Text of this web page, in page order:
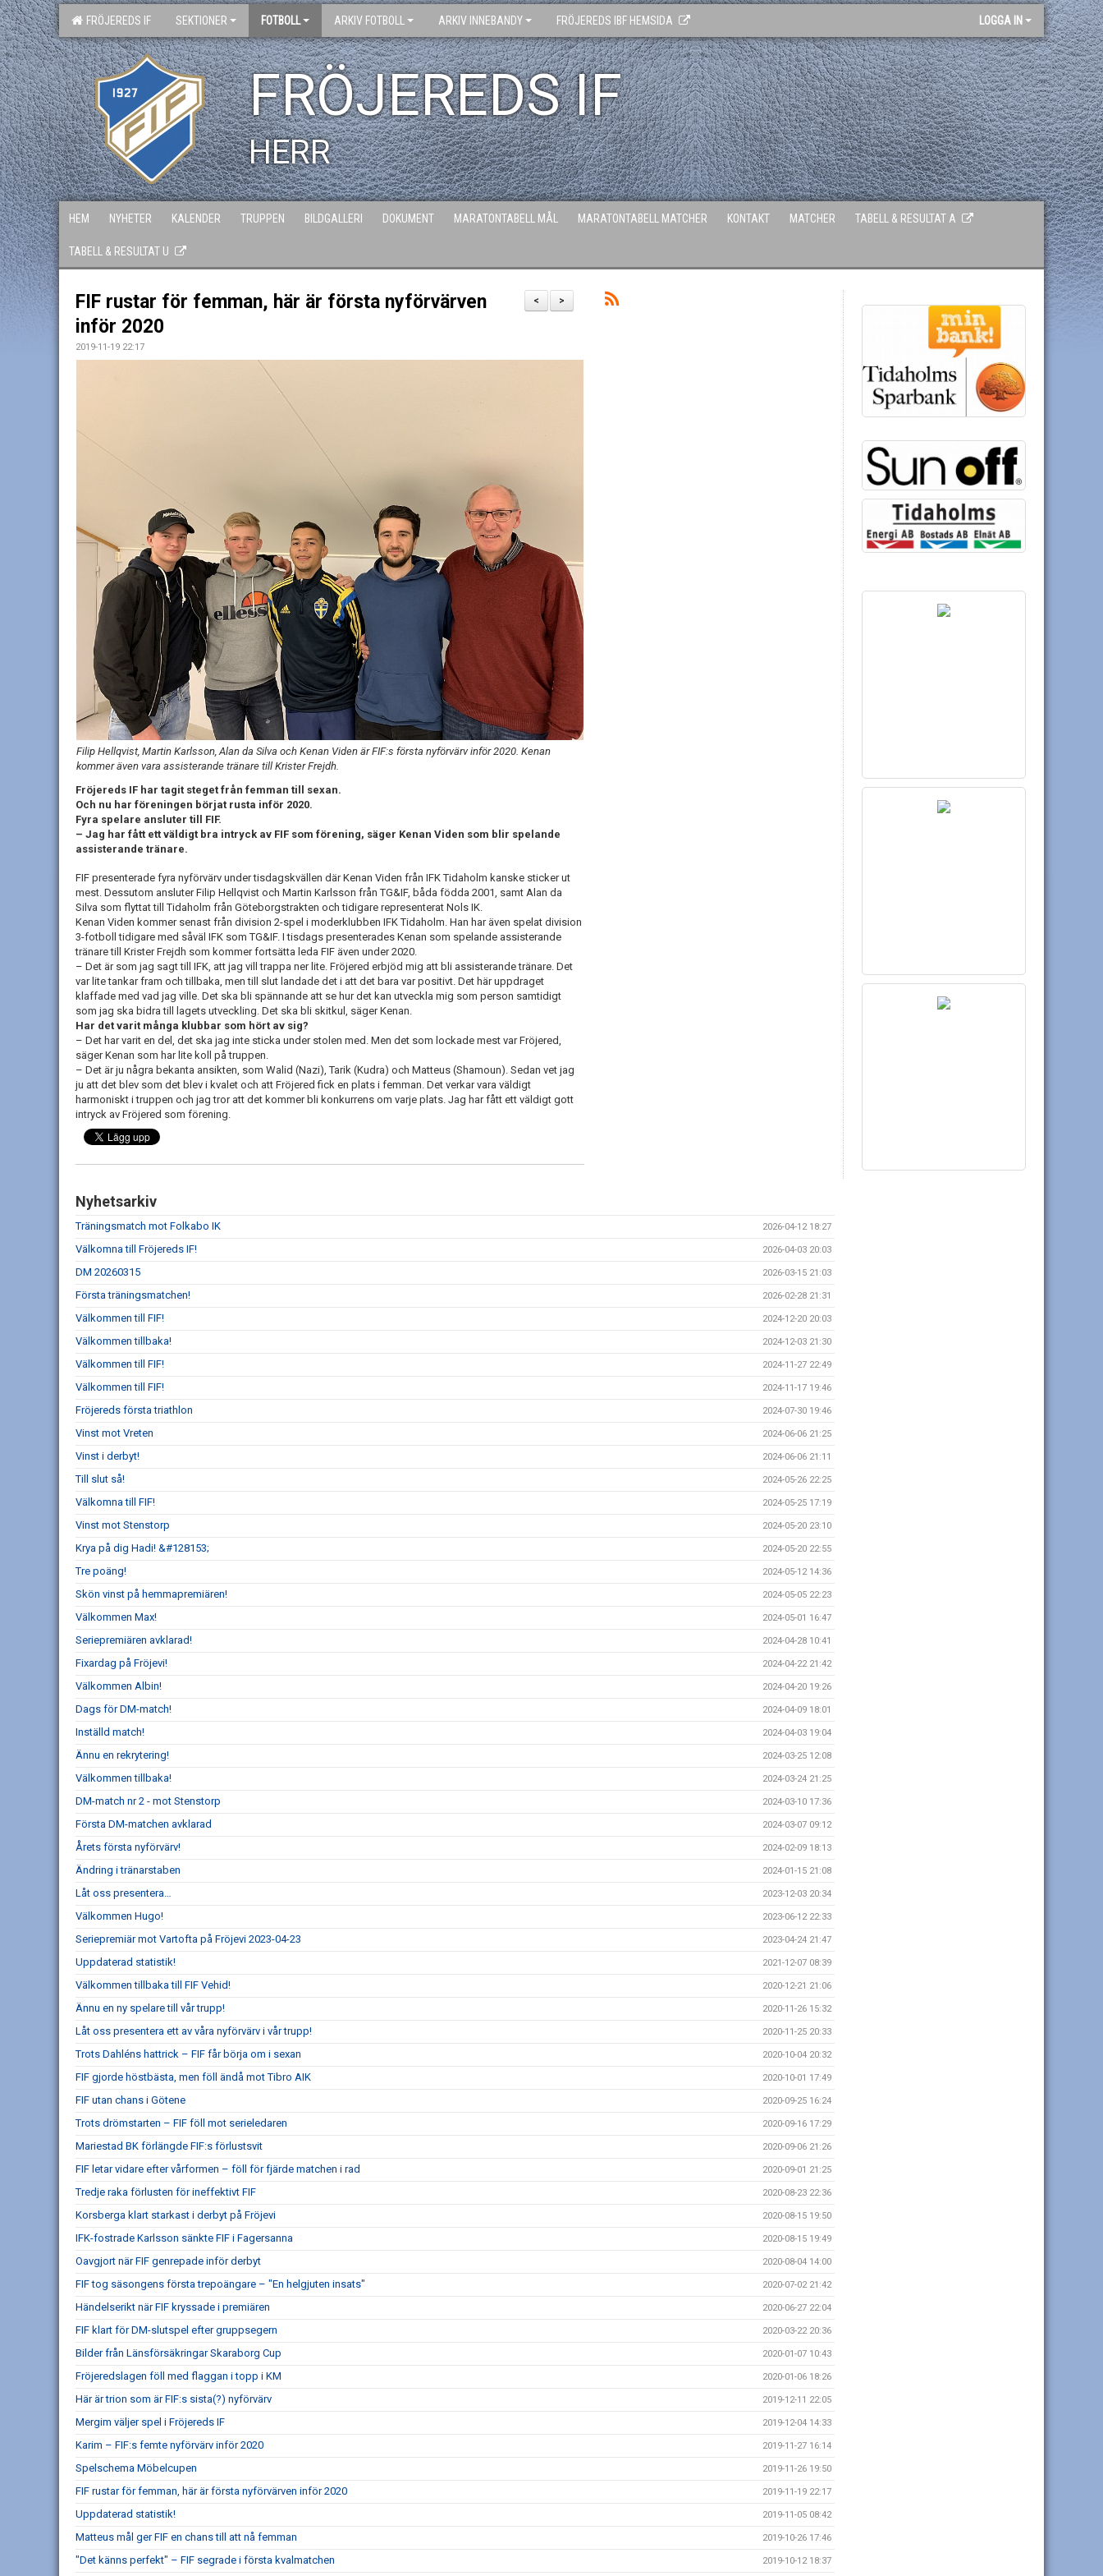
FRÖJEREDS IF SEKTIONER FOTBOLL ARKIV FOTBOLL ARKIV INNEBANDY FRÖJEREDS IBF HEMSIDA LOGGA IN
FRÖJEREDS IF
HERR
HEM NYHETER KALENDER TRUPPEN BILDGALLERI DOKUMENT MARATONTABELL MÅL MARATONTABELL MATCHER KONTAKT MATCHER TABELL & RESULTAT A
TABELL & RESULTAT U
>
<
FIF rustar för femman, här är första nyförvärven
inför 2020
2019-11-19 22:17
Filip Hellqvist, Martin Karlsson, Alan da Silva och Kenan Viden är FIF:s första nyförvärv inför 2020. Kenan
kommer även vara assisterande tränare till Krister Frejdh.
Fröjereds IF har tagit steget från femman till sexan.
Och nu har föreningen börjat rusta inför 2020.
Fyra spelare ansluter till FIF.
– Jag har fått ett väldigt bra intryck av FIF som förening, säger Kenan Viden som blir spelande
assisterande tränare.
FIF presenterade fyra nyförvärv under tisdagskvällen där Kenan Viden från IFK Tidaholm kanske sticker ut
mest. Dessutom ansluter Filip Hellqvist och Martin Karlsson från TG&IF, båda födda 2001, samt Alan da
Silva som flyttat till Tidaholm från Göteborgstrakten och tidigare representerat Nols IK.
Kenan Viden kommer senast från division 2-spel i moderklubben IFK Tidaholm. Han har även spelat division
3-fotboll tidigare med såväl IFK som TG&IF. I tisdags presenterades Kenan som spelande assisterande
tränare till Krister Frejdh som kommer fortsätta leda FIF även under 2020.
– Det är som jag sagt till IFK, att jag vill trappa ner lite. Fröjered erbjöd mig att bli assisterande tränare. Det
var lite tankar fram och tillbaka, men till slut landade det i att det bara var positivt. Det här uppdraget
klaffade med vad jag ville. Det ska bli spännande att se hur det kan utveckla mig som person samtidigt
som jag ska bidra till lagets utveckling. Det ska bli skitkul, säger Kenan.
Har det varit många klubbar som hört av sig?
– Det har varit en del, det ska jag inte sticka under stolen med. Men det som lockade mest var Fröjered,
säger Kenan som har lite koll på truppen.
– Det är ju några bekanta ansikten, som Walid (Nazi), Tarik (Kudra) och Matteus (Shamoun). Sedan vet jag
ju att det blev som det blev i kvalet och att Fröjered fick en plats i femman. Det verkar vara väldigt
harmoniskt i truppen och jag tror att det kommer bli konkurrens om varje plats. Jag har fått ett väldigt gott
intryck av Fröjered som förening.
Nyhetsarkiv
Träningsmatch mot Folkabo IK 2026-04-12 18:27
Välkomna till Fröjereds IF! 2026-04-03 20:03
DM 20260315 2026-03-15 21:03
Första träningsmatchen! 2026-02-28 21:31
Välkommen till FIF! 2024-12-20 20:03
Välkommen tillbaka! 2024-12-03 21:30
Välkommen till FIF! 2024-11-27 22:49
Välkommen till FIF! 2024-11-17 19:46
Fröjereds första triathlon 2024-07-30 19:46
Vinst mot Vreten 2024-06-06 21:25
Vinst i derbyt! 2024-06-06 21:11
Till slut så! 2024-05-26 22:25
Välkomna till FIF! 2024-05-25 17:19
Vinst mot Stenstorp 2024-05-20 23:10
Krya på dig Hadi! &#128153; 2024-05-20 22:55
Tre poäng! 2024-05-12 14:36
Skön vinst på hemmapremiären! 2024-05-05 22:23
Välkommen Max! 2024-05-01 16:47
Seriepremiären avklarad! 2024-04-28 10:41
Fixardag på Fröjevi! 2024-04-22 21:42
Välkommen Albin! 2024-04-20 19:26
Dags för DM-match! 2024-04-09 18:01
Inställd match! 2024-04-03 19:04
Ännu en rekrytering! 2024-03-25 12:08
Välkommen tillbaka! 2024-03-24 21:25
DM-match nr 2 - mot Stenstorp 2024-03-10 17:36
Första DM-matchen avklarad 2024-03-07 09:12
Årets första nyförvärv! 2024-02-09 18:13
Ändring i tränarstaben 2024-01-15 21:08
Låt oss presentera… 2023-12-03 20:34
Välkommen Hugo! 2023-06-12 22:33
Seriepremiär mot Vartofta på Fröjevi 2023-04-23 2023-04-24 21:47
Uppdaterad statistik! 2021-12-07 08:39
Välkommen tillbaka till FIF Vehid! 2020-12-21 21:06
Ännu en ny spelare till vår trupp! 2020-11-26 15:32
Låt oss presentera ett av våra nyförvärv i vår trupp! 2020-11-25 20:33
Trots Dahléns hattrick – FIF får börja om i sexan 2020-10-04 20:32
FIF gjorde höstbästa, men föll ändå mot Tibro AIK 2020-10-01 17:49
FIF utan chans i Götene 2020-09-25 16:24
Trots drömstarten – FIF föll mot serieledaren 2020-09-16 17:29
Mariestad BK förlängde FIF:s förlustsvit 2020-09-06 21:26
FIF letar vidare efter vårformen – föll för fjärde matchen i rad 2020-09-01 21:25
Tredje raka förlusten för ineffektivt FIF 2020-08-23 22:36
Korsberga klart starkast i derbyt på Fröjevi 2020-08-15 19:50
IFK-fostrade Karlsson sänkte FIF i Fagersanna 2020-08-15 19:49
Oavgjort när FIF genrepade inför derbyt 2020-08-04 14:00
FIF tog säsongens första trepoängare – "En helgjuten insats" 2020-07-02 21:42
Händelserikt när FIF kryssade i premiären 2020-06-27 22:04
FIF klart för DM-slutspel efter gruppsegern 2020-03-22 20:36
Bilder från Länsförsäkringar Skaraborg Cup 2020-01-07 10:43
Fröjeredslagen föll med flaggan i topp i KM 2020-01-06 18:26
Här är trion som är FIF:s sista(?) nyförvärv 2019-12-11 22:05
Mergim väljer spel i Fröjereds IF 2019-12-04 14:33
Karim – FIF:s femte nyförvärv inför 2020 2019-11-27 16:14
Spelschema Möbelcupen 2019-11-26 19:50
FIF rustar för femman, här är första nyförvärven inför 2020 2019-11-19 22:17
Uppdaterad statistik! 2019-11-05 08:42
Matteus mål ger FIF en chans till att nå femman 2019-10-26 17:46
"Det känns perfekt" – FIF segrade i första kvalmatchen 2019-10-12 18:37